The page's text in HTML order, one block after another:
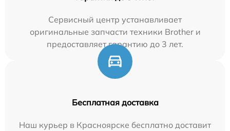
Сервисный центр устанавливает
оригинальные запчасти техники Brother и
предоставляет гарантию до 3 лет.
Бесплатная доставка
Наш курьер в Красноярске бесплатно доставит